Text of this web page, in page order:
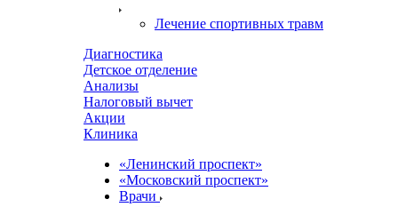
Лечение спортивных травм
Диагностика
Детское отделение
Анализы
Налоговый вычет
Акции
Клиника
«Ленинский проспект»
«Московский проспект»
Врачи